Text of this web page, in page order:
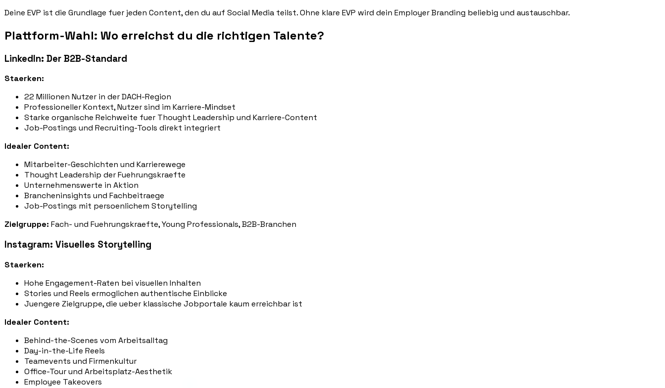
Deine EVP ist die Grundlage fuer jeden Content, den du auf Social Media teilst. Ohne klare EVP wird dein Employer Branding beliebig und austauschbar.
Plattform-Wahl: Wo erreichst du die richtigen Talente?
LinkedIn: Der B2B-Standard
Staerken:
22 Millionen Nutzer in der DACH-Region
Professioneller Kontext, Nutzer sind im Karriere-Mindset
Starke organische Reichweite fuer Thought Leadership und Karriere-Content
Job-Postings und Recruiting-Tools direkt integriert
Idealer Content:
Mitarbeiter-Geschichten und Karrierewege
Thought Leadership der Fuehrungskraefte
Unternehmenswerte in Aktion
Brancheninsights und Fachbeitraege
Job-Postings mit persoenlichem Storytelling
Zielgruppe: Fach- und Fuehrungskraefte, Young Professionals, B2B-Branchen
Instagram: Visuelles Storytelling
Staerken:
Hohe Engagement-Raten bei visuellen Inhalten
Stories und Reels ermoglichen authentische Einblicke
Juengere Zielgruppe, die ueber klassische Jobportale kaum erreichbar ist
Idealer Content:
Behind-the-Scenes vom Arbeitsalltag
Day-in-the-Life Reels
Teamevents und Firmenkultur
Office-Tour und Arbeitsplatz-Aesthetik
Employee Takeovers